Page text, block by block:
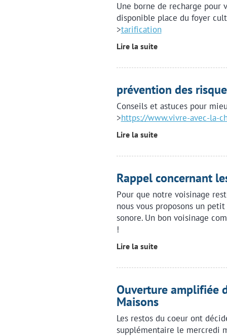
Une borne de recharge pour
disponible place du foyer
>tarification
Lire la suite
prévention des
Conseils et astuces pour
>https://www.vivre-avec-la-
Lire la suite
Rappel concernant
Pour que notre voisinage
nous vous proposons un
sonore. Un bon voisinage
!
Lire la suite
Ouverture amplifiée
Maisons
Les restos du coeur ont
supplémentaire le mercredi